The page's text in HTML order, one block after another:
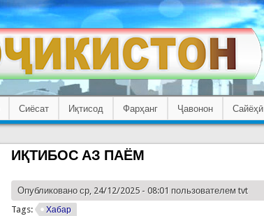
Сиёсат Иқтисод Фарҳанг Ҷавонон Сайёҳӣ
ИҚТИБОС АЗ ПАЁМ
Опубликовано ср, 24/12/2025 - 08:01 пользователемtvt
Tags:
Хабар